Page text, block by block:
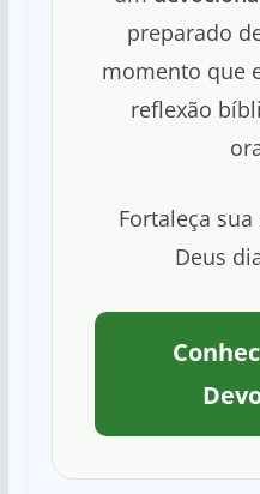
preparado
momento que
reflexão
Fortaleça
Deus